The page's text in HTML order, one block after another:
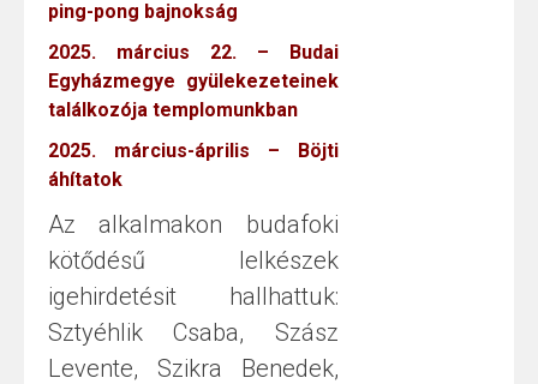
ping-pong bajnokság
2025. március 22. – Budai
Egyházmegye gyülekezeteinek
találkozója templomunkban
2025. március-április – Böjti
áhítatok
Az alkalmakon budafoki
kötődésű lelkészek
igehirdetésit hallhattuk:
Sztyéhlik Csaba, Szász
Levente, Szikra Benedek,